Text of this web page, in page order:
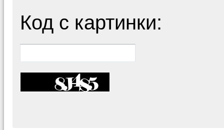
Код с картинки: